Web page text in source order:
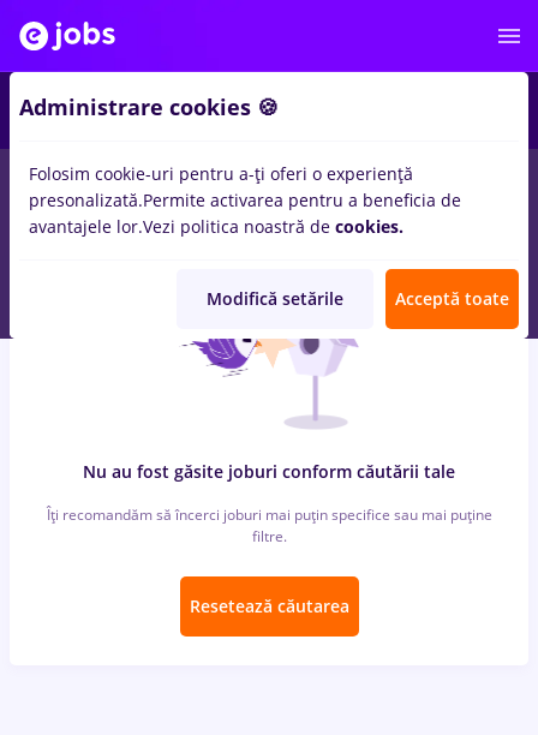
locuri de muncainsolventa pentru StudentinBanci, IT /
Telecom
Nu au fost găsite joburi conform căutării tale
Îți recomandăm să încerci joburi mai puțin specifice sau mai puține
filtre.
Resetează căutarea
Administrare cookies 🍪
Folosim cookie-uri pentru a-ți oferi o experiență
presonalizată.Permite activarea pentru a beneficia de
avantajele lor.Vezi politica noastră de cookies.
Modifică setările Acceptă toate